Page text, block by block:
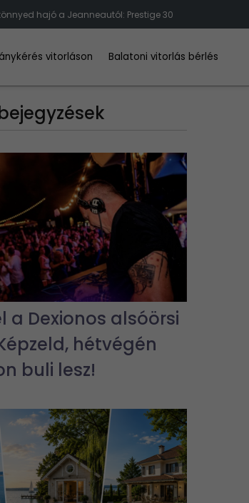
hajó a Jeanneautól: Prestige 30
vitorláson Balatoni vitorlás bérlés
a Dexionos alsóörsi
hétvégén
buli lesz!